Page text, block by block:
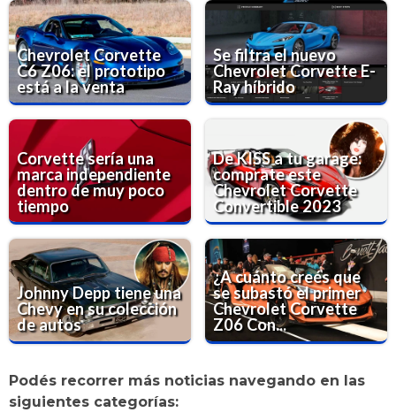
Chevrolet Corvette
C6 Z06: el prototipo
está a la venta
Se filtra el nuevo
Chevrolet Corvette E-
Ray híbrido
Corvette sería una
marca independiente
dentro de muy poco
tiempo
De KISS a tu garage:
comprate este
Chevrolet Corvette
Convertible 2023
Johnny Depp tiene una
Chevy en su colección
de autos
¿A cuánto creés que
se subastó el primer
Chevrolet Corvette
Z06 Con...
Podés recorrer más noticias navegando en las
siguientes categorías: